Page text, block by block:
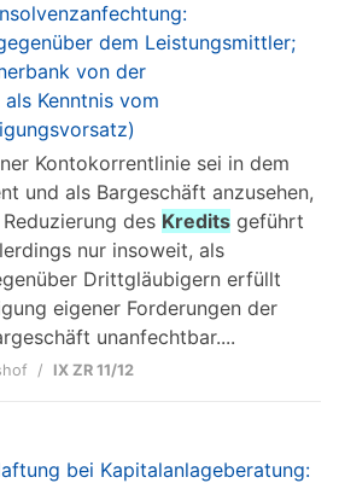
dem Leistungsmittler;
von der
Kenntnis vom
Kontokorrentlinie sei in dem
und als Bargeschäft anzusehen,
des Kredits geführt
nur insoweit, als
Drittgläubigern erfüllt
eigener Forderungen der
unanfechtbar....
IX ZR 11/12
bei Kapitalanlageberatung: